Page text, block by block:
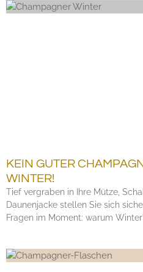
KEIN GUTER
WINTER!
Tief vergraben in Ihre Mütze,
Daunenjacke stellen Sie sich
Fragen im Moment: warum